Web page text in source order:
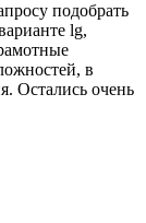
подобрать
lg,
в
Остались очень